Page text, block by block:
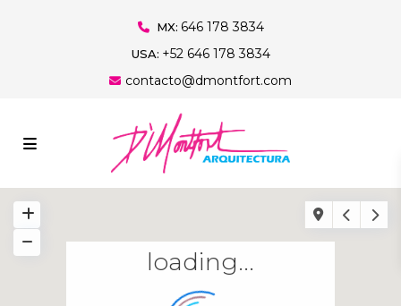
MX: 646 178 3834
USA: +52 646 178 3834
contacto@dmontfort.com
loading...